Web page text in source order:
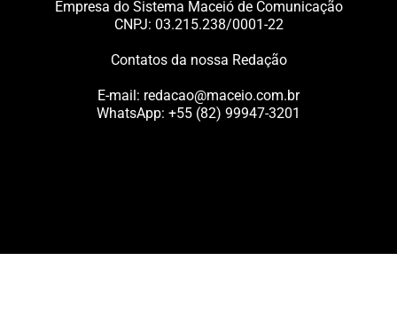
Empresa do Sistema Maceió de Comunicação
CNPJ: 03.215.238/0001-22
Contatos da nossa Redação
E-mail: redacao@maceio.com.br
WhatsApp: +55 (82) 99947-3201